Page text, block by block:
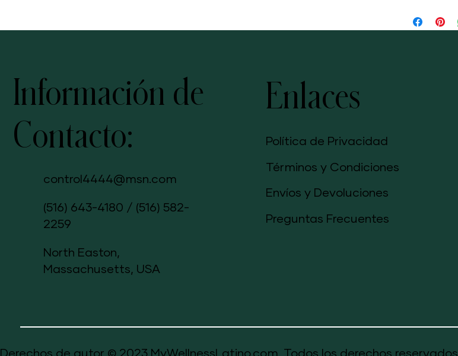
Derechos de autor © 2023 MyWellnessLatino.com. Todos los derechos reservados.
Información de
Contacto:
control4444@msn.com
(516) 643-4180 / (516) 582-
2259
North Easton,
Massachusetts, USA
Enlaces
Política de Privacidad
Términos y Condiciones
Envíos y Devoluciones
Preguntas Frecuentes